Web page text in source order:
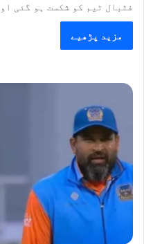
فٹبال ٹیم کو شکست ہو گئی
مزید پڑھیے